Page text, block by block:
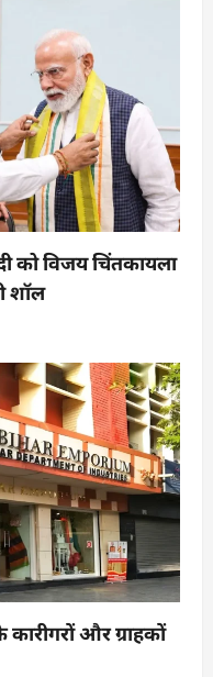
को विजय चिंतकायला
शॉल
कारीगरों और ग्राहकों